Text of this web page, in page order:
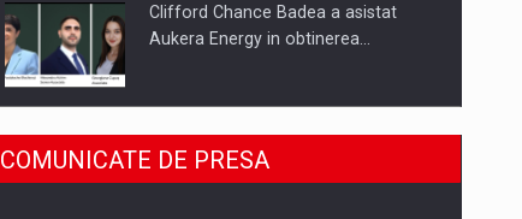
Clifford Chance Badea a asistat
Aukera Energy in obtinerea…
SAPTE PERSONALITATI DIN MEDIUL
DE AFACERI, ACADEMIC SI
COMUNICATE DE PRESA